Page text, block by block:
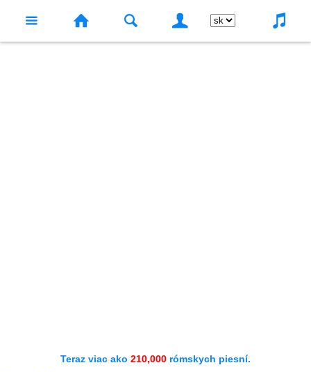
Teraz viac ako 210,000 rómskych piesní.